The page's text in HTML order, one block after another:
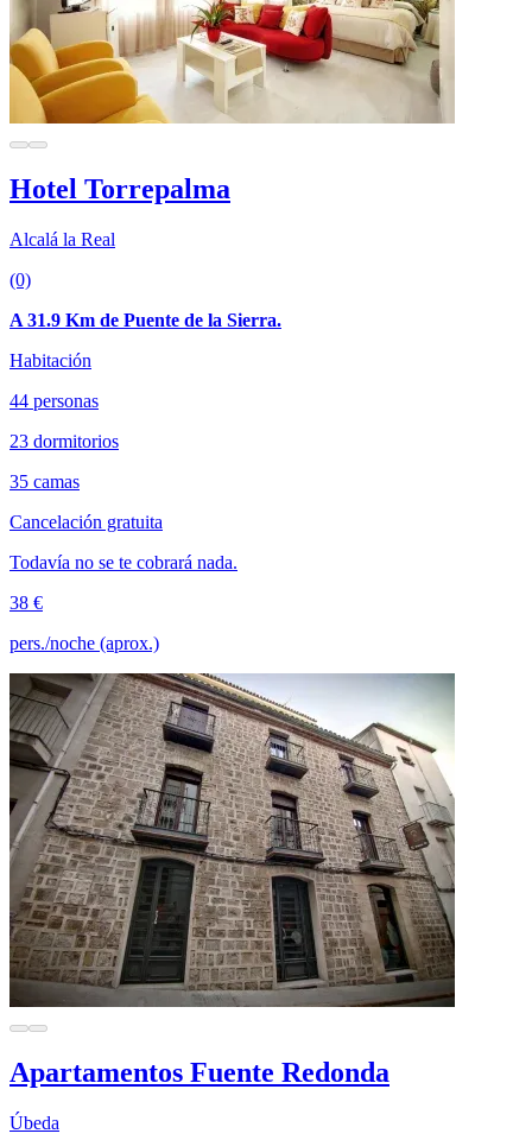
Hotel Torrepalma
Alcalá la Real
(0)
A 31.9 Km de Puente de la Sierra.
Habitación
44 personas
23 dormitorios
35 camas
Cancelación gratuita
Todavía no se te cobrará nada.
38 €
pers./noche (aprox.)
Apartamentos Fuente Redonda
Úbeda